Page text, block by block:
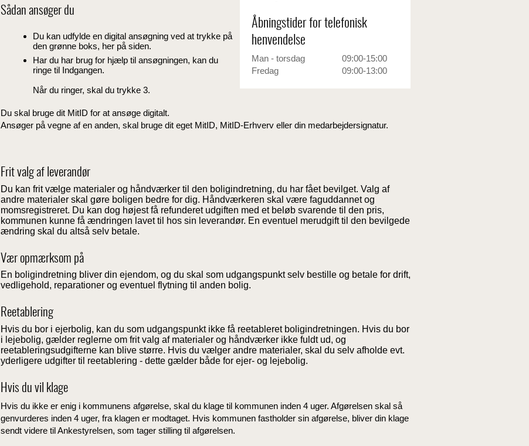
Åbningstider for telefonisk
henvendelse
Man - torsdag
09:00-15:00
Fredag
09:00-13:00
Sådan ansøger du
Du kan udfylde en digital ansøgning ved at trykke på
den grønne boks, her på siden.
Har du har brug for hjælp til ansøgningen, kan du
ringe til Indgangen.
Når du ringer, skal du trykke 3.
Du skal bruge dit MitID for at ansøge digitalt.
Ansøger på vegne af en anden, skal bruge dit eget MitID, MitID-Erhverv eller din medarbejdersignatur.
Frit valg af leverandør
Du kan frit vælge materialer og håndværker til den boligindretning, du har fået bevilget. Valg af
andre materialer skal gøre boligen bedre for dig. Håndværkeren skal være faguddannet og
momsregistreret. Du kan dog højest få refunderet udgiften med et beløb svarende til den pris,
kommunen kunne få ændringen lavet til hos sin leverandør. En eventuel merudgift til den bevilgede
ændring skal du altså selv betale.
Vær opmærksom på
En boligindretning bliver din ejendom, og du skal som udgangspunkt selv bestille og betale for drift,
vedligehold, reparationer og eventuel flytning til anden bolig.
Reetablering
Hvis du bor i ejerbolig, kan du som udgangspunkt ikke få reetableret boligindretningen. Hvis du bor
i lejebolig, gælder reglerne om frit valg af materialer og håndværker ikke fuldt ud, og
reetableringsudgifterne kan blive større. Hvis du vælger andre materialer, skal du selv afholde evt.
yderligere udgifter til reetablering - dette gælder både for ejer- og lejebolig.
Hvis du vil klage
Hvis du ikke er enig i kommunens afgørelse, skal du klage til kommunen inden 4 uger. Afgørelsen skal så
genvurderes inden 4 uger, fra klagen er modtaget. Hvis kommunen fastholder sin afgørelse, bliver din klage
sendt videre til Ankestyrelsen, som tager stilling til afgørelsen.